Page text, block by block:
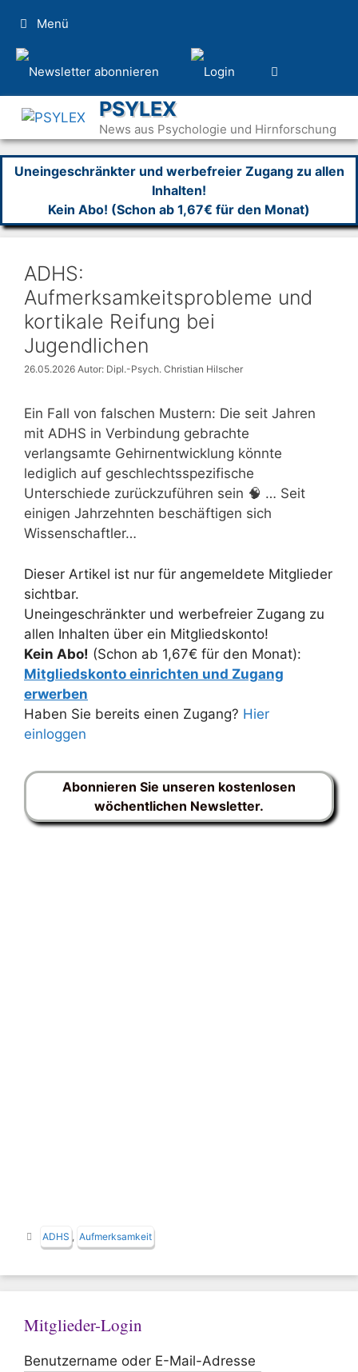
Inhalt
springen
Menü
PSYLEX
News aus Psychologie und Hirnforschung
Uneingeschränkter und werbefreier Zugang zu allen
Inhalten!
Kein Abo! (Schon ab 1,67€ für den Monat)
ADHS:
Aufmerksamkeitsprobleme und
kortikale Reifung bei
Jugendlichen
26.05.2026 Autor: Dipl.-Psych. Christian Hilscher
Ein Fall von falschen Mustern: Die seit Jahren
mit ADHS in Verbindung gebrachte
verlangsamte Gehirnentwicklung könnte
lediglich auf geschlechtsspezifische
Unterschiede zurückzuführen sein 🧠 … Seit
einigen Jahrzehnten beschäftigen sich
Wissenschaftler…
Dieser Artikel ist nur für angemeldete Mitglieder
sichtbar.
Uneingeschränkter und werbefreier Zugang zu
allen Inhalten über ein Mitgliedskonto!
Kein Abo! (Schon ab 1,67€ für den Monat):
Mitgliedskonto einrichten und Zugang
erwerben
Haben Sie bereits einen Zugang? Hier
einloggen
Abonnieren Sie unseren kostenlosen
wöchentlichen Newsletter.
Schlagwörter
ADHS Aufmerksamkeit
Mitglieder-Login
Benutzername oder E-Mail-Adresse